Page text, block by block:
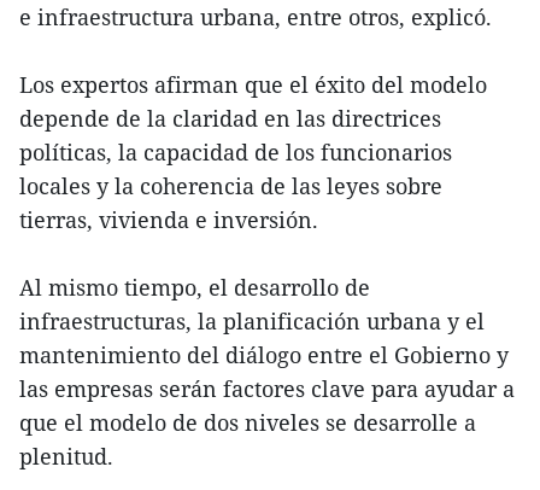
e infraestructura urbana, entre otros, explicó.
Los expertos afirman que el éxito del modelo
depende de la claridad en las directrices
políticas, la capacidad de los funcionarios
locales y la coherencia de las leyes sobre
tierras, vivienda e inversión.
Al mismo tiempo, el desarrollo de
infraestructuras, la planificación urbana y el
mantenimiento del diálogo entre el Gobierno y
las empresas serán factores clave para ayudar a
que el modelo de dos niveles se desarrolle a
plenitud.